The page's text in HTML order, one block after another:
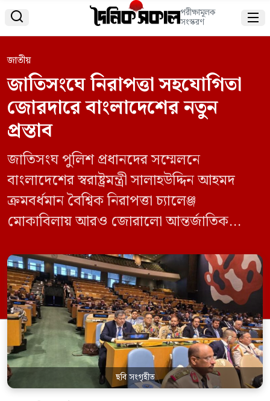
 পরীক্ষামূলক
সংস্করণ 
জাতীয়
জাতিসংঘে নিরাপত্তা সহযোগিতা
জোরদারে বাংলাদেশের নতুন
প্রস্তাব
জাতিসংঘ পুলিশ প্রধানদের সম্মেলনে
বাংলাদেশের স্বরাষ্ট্রমন্ত্রী সালাহউদ্দিন আহমদ
ক্রমবর্ধমান বৈশ্বিক নিরাপত্তা চ্যালেঞ্জ
মোকাবিলায় আরও জোরালো আন্তর্জাতিক
সদস্য রাষ্ট্রগুলোর মধ্যে পদ্ধতিগত জ্ঞান বিনিময়,
উদ্ভাবন এবং সক্ষমতা বৃদ্ধির লক্ষ্যে বাংলাদেশের
পক্ষ থেকে ‘জাতিসংঘ পুলিশ জ্ঞান ও উদ্ভাবন
নেটওয়ার্ক’ প্রতিষ্ঠার প্রস্তাব উপস্থাপন করেন
তিনি। স্থানীয় সময় বুধবার (৮ জুলাই) যুক্তরাষ্ট্রের
নিউইয়র্কে জাতিসংঘ সদর […]
ছবি সংগৃহীত